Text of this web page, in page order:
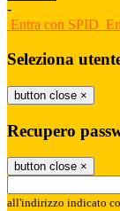
-
Entra con SPID
Seleziona
button close ×
Recupero
button close ×
all'indirizzo indicato